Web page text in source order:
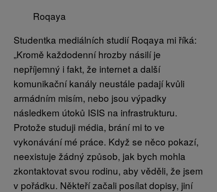
Roqaya
Studentka mediálních studií Roqaya mi říká:
„Kromě každodenní hrozby násilí je
nepříjemný i fakt, že internet a další
komunikační kanály neustále padají kvůli
armádním misím, nebo jsou výpadky
následkem útoků ISIS na infrastrukturu.
Protože studuji média, brání mi to ve
vykonávání mé práce. Když se něco pokazí,
neexistuje žádný způsob, jak bych mohla
zkontaktovat svou rodinu, aby věděli, že jsem
v pořádku. Někteří začali posílat dopisy, jiní